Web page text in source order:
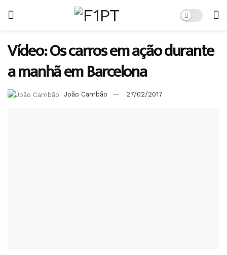
Vídeo: Os carros em ação durante
a manhã em Barcelona
João Cambão 27/02/2017